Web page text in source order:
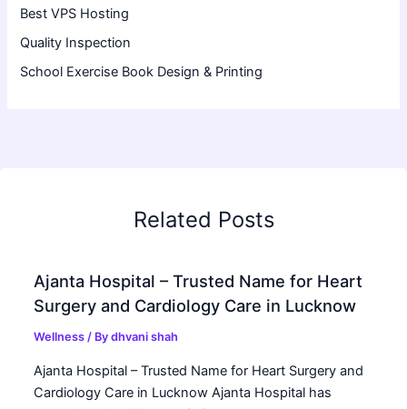
Best VPS Hosting
Quality Inspection
School Exercise Book Design & Printing
Related Posts
Ajanta Hospital – Trusted Name for Heart
Surgery and Cardiology Care in Lucknow
Wellness / Bydhvani shah
Ajanta Hospital – Trusted Name for Heart Surgery and
Cardiology Care in Lucknow Ajanta Hospital has